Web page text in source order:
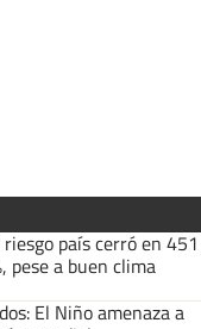
riesgo país cerró en 451
pese a buen clima
El Niño amenaza a